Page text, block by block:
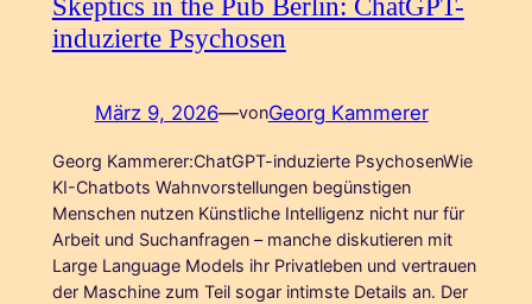
Skeptics in the Pub Berlin: ChatGPT-
induzierte Psychosen
März 9, 2026—vonGeorg Kammerer
Georg Kammerer:ChatGPT-induzierte PsychosenWie
KI-Chatbots Wahnvorstellungen begünstigen
Menschen nutzen Künstliche Intelligenz nicht nur für
Arbeit und Suchanfragen – manche diskutieren mit
Large Language Models ihr Privatleben und vertrauen
der Maschine zum Teil sogar intimste Details an. Der